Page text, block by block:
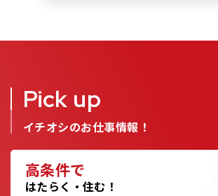
Pick up
イチオシのお仕事情報！
高条件で
はたらく・住む！